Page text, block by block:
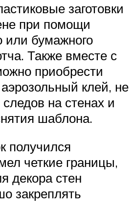
заготовки
при помощи
или бумажного
Также вместе с
приобрести
клей, не
на стенах и
шаблона.
получился
четкие границы,
декора стен
закреплять